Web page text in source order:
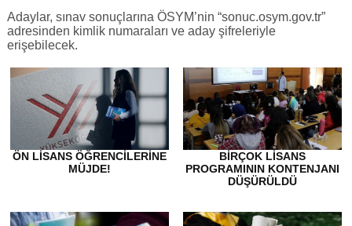
Adaylar, sınav sonuçlarına ÖSYM’nin “sonuc.osym.gov.tr”
adresinden kimlik numaraları ve aday şifreleriyle
erişebilecek.
ÖN LISANS ÖĞRENCILERINE
MÜJDE!
BIRÇOK LISANS
PROGRAMININ KONTENJANI
DÜŞÜRÜLDÜ